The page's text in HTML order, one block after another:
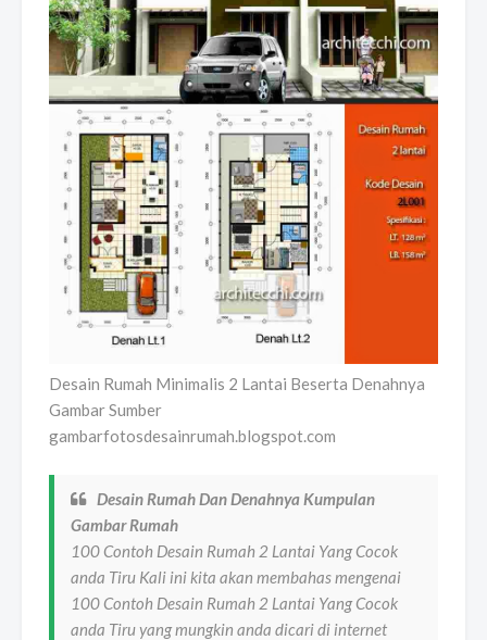
Desain Rumah Minimalis 2 Lantai Beserta Denahnya
Gambar Sumber
gambarfotosdesainrumah.blogspot.com
Desain Rumah Dan Denahnya Kumpulan
Gambar Rumah
100 Contoh Desain Rumah 2 Lantai Yang Cocok
anda Tiru Kali ini kita akan membahas mengenai
100 Contoh Desain Rumah 2 Lantai Yang Cocok
anda Tiru yang mungkin anda dicari di internet